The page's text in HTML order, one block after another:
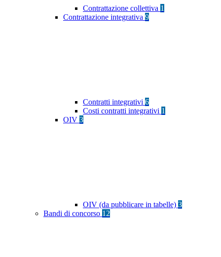
Contrattazione collettiva 1
Contrattazione integrativa 9
Contratti integrativi 6
Costi contratti integrativi 1
OIV 3
OIV (da pubblicare in tabelle) 3
Bandi di concorso 12